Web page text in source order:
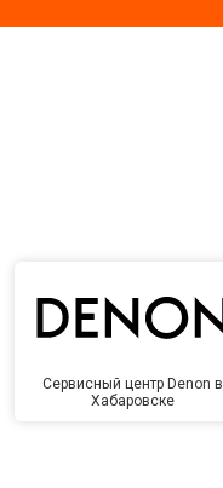
Сервисный центр Denon в
Хабаровске